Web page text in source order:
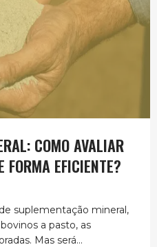
COMO AVALIAR
FORMA EFICIENTE?
suplementação mineral,
a pasto, as
Mas será...